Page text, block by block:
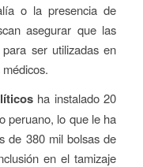
o la presencia de
asegurar que las
ser utilizadas en
ha instalado 20
peruano, lo que le ha
de 380 mil bolsas de
en el tamizaje